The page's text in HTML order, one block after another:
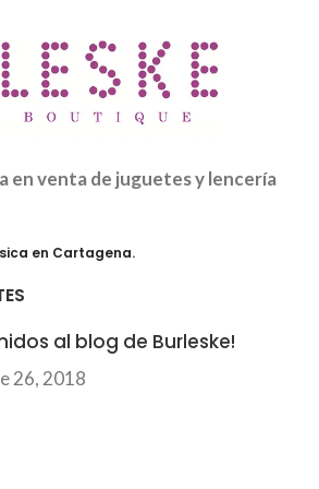
en venta de juguetes y lencería
en Cartagena.
al blog de Burleske!
26, 2018